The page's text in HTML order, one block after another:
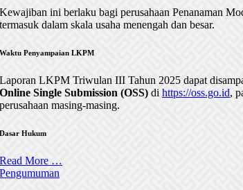
Kewajiban ini berlaku bagi perusahaan Penanaman
termasuk dalam skala usaha menengah dan besar.
Waktu Penyampaian LKPM
Laporan LKPM Triwulan III Tahun 2025 dapat
Online Single Submission (OSS) di https://oss.go.id,
perusahaan masing-masing.
Dasar Hukum
Read More …
Pengumuman